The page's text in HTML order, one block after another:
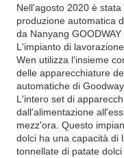
Nell'agosto 2020 è
produzione automatica
da Nanyang
L'impianto di
Wen utilizza l'insieme
delle apparecchiature
automatiche di
L'intero set di
dall'alimentazione
mezz'ora. Questo
dolci ha una capacità di
tonnellate di patate